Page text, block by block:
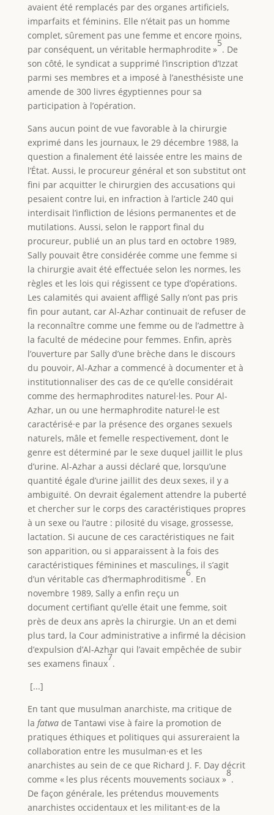
avaient été remplacés par des organes artificiels,
imparfaits et féminins. Elle n’était pas un homme
complet, sûrement pas une femme et encore moins,
par conséquent, un véritable hermaphrodite »
5
. De
son côté, le syndicat a supprimé l’inscription d’Izzat
parmi ses membres et a imposé à l’anesthésiste une
amende de 300 livres égyptiennes pour sa
participation à l’opération.
Sans aucun point de vue favorable à la chirurgie
exprimé dans les journaux, le 29 décembre 1988, la
question a finalement été laissée entre les mains de
l’État. Aussi, le procureur général et son substitut ont
fini par acquitter le chirurgien des accusations qui
pesaient contre lui, en infraction à l’article 240 qui
interdisait l’infliction de lésions permanentes et de
mutilations. Aussi, selon le rapport final du
procureur, publié un an plus tard en octobre 1989,
Sally pouvait être considérée comme une femme si
la chirurgie avait été effectuée selon les normes, les
règles et les lois qui régissent ce type d’opérations.
Les calamités qui avaient affligé Sally n’ont pas pris
fin pour autant, car Al-Azhar continuait de refuser de
la reconnaître comme une femme ou de l’admettre à
la faculté de médecine pour femmes. Enfin, après
l’ouverture par Sally d’une brèche dans le discours
du pouvoir, Al-Azhar a commencé à documenter et à
institutionnaliser des cas de ce qu’elle considérait
comme des hermaphrodites naturel·les. Pour Al-
Azhar, un ou une hermaphrodite naturel·le est
caractérisé·e par la présence des organes sexuels
naturels, mâle et femelle respectivement, dont le
genre est déterminé par le sexe duquel jaillit le plus
d’urine. Al-Azhar a aussi déclaré que, lorsqu’une
quantité égale d’urine jaillit des deux sexes, il y a
ambiguïté. On devrait également attendre la puberté
et chercher sur le corps des caractéristiques propres
à un sexe ou l’autre : pilosité du visage, grossesse,
lactation. Si aucune de ces caractéristiques ne fait
son apparition, ou si apparaissent à la fois des
caractéristiques féminines et masculines, il s’agit
d’un véritable cas d’hermaphroditisme
6
. En
novembre 1989, Sally a enfin reçu un
document certifiant qu’elle était une femme, soit
près de deux ans après la chirurgie. Un an et demi
plus tard, la Cour administrative a infirmé la décision
d’expulsion d’Al-Azhar qui l’avait empêchée de subir
ses examens finaux
7
.
[...]
En tant que musulman anarchiste, ma critique de
la fatwade Tantawi vise à faire la promotion de
pratiques éthiques et politiques qui assureraient la
collaboration entre les musulman·es et les
anarchistes au sein de ce que Richard J. F. Day décrit
comme « les plus récents mouvements sociaux »
8
.
De façon générale, les prétendus mouvements
anarchistes occidentaux et les militant·es de la